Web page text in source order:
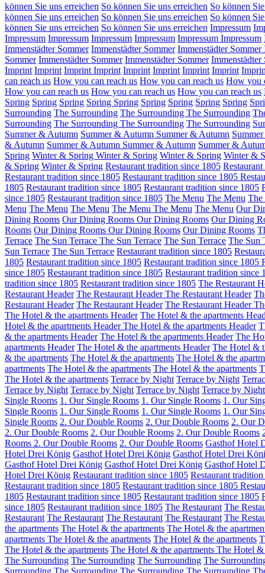
können Sie uns erreichen So können Sie uns erreichen So können
können Sie uns erreichen So können Sie uns erreichen So können
können Sie uns erreichen So können Sie uns erreichen Impressum
Impressum Impressum Impressum Impressum Impressum Impressum
Immenstädter Sommer Immenstädter Sommer Immenstädter Sommer
Sommer Immenstädter Sommer Immenstädter Sommer
Imprint Imprint Imprint Imprint Imprint Imprint Imprint Imprint
can reach us How you can reach us How you can reach us How you
How you can reach us How you can reach us How you can reach us
Spring Spring Spring Spring Spring Spring Spring Spring Spring
Surrounding The Surrounding The Surrounding The Surrounding
Surrounding The Surrounding The Surrounding The Surrounding
Summer & Autumn Summer & Autumn Summer & Autumn
& Autumn Summer & Autumn Summer & Autumn Summer &
Spring Winter & Spring Winter & Spring Winter & Spring Winter &
& Spring Winter & Spring Restaurant tradition since 1805
Restaurant tradition since 1805 Restaurant tradition since 1805
1805 Restaurant tradition since 1805 Restaurant tradition since 1805
since 1805 Restaurant tradition since 1805 The Menu The Menu The
Menu The Menu The Menu The Menu The Menu The Menu Our
Dining Rooms Our Dining Rooms Our Dining Rooms Our Dining
Rooms Our Dining Rooms Our Dining Rooms Our Dining Rooms
Terrace The Sun Terrace The Sun Terrace The Sun Terrace The Sun
Sun Terrace The Sun Terrace Restaurant tradition since 1805
1805 Restaurant tradition since 1805 Restaurant tradition since 1805
since 1805 Restaurant tradition since 1805 Restaurant tradition since
tradition since 1805 Restaurant tradition since 1805 The Restaurant
Restaurant Header The Restaurant HeaderThe Restaurant Header
Restaurant Header The Restaurant Header The Restaurant Header
The Hotel & the apartments Header The Hotel & the apartments
Hotel & the apartments HeaderThe Hotel & the apartments Header
& the apartments Header The Hotel & the apartments Header The
apartments Header The Hotel & the apartments Header The Hotel &
& the apartments The Hotel & the apartments The Hotel & the
apartments The Hotel & the apartments The Hotel & the apartments
The Hotel & the apartments Terrace by Night Terrace by Night
Terrace by Night Terrace by Night Terrace by Night Terrace by Night
Single Rooms 1. Our Single Rooms 1. Our Single Rooms 1. Our
Single Rooms 1. Our Single Rooms 1. Our Single Rooms 1. Our
Single Rooms 2. Our Double Rooms 2. Our Double Rooms 2. Our
2. Our Double Rooms 2. Our Double Rooms 2. Our Double Rooms
Rooms 2. Our Double Rooms 2. Our Double Rooms Gasthof Hotel
Hotel Drei König Gasthof Hotel Drei König Gasthof Hotel Drei
Gasthof Hotel Drei König Gasthof Hotel Drei König Gasthof Hotel
Hotel Drei König Restaurant tradition since 1805 Restaurant
Restaurant tradition since 1805 Restaurant tradition since 1805
1805 Restaurant tradition since 1805 Restaurant tradition since 1805
since 1805 Restaurant tradition since 1805 The Restaurant The
Restaurant The Restaurant The Restaurant The Restaurant The
the apartments The Hotel & the apartments The Hotel & the
apartments The Hotel & the apartments The Hotel & the apartments
The Hotel & the apartments The Hotel & the apartments The Hotel &
The Surrounding The Surrounding The Surrounding The
Surrounding The Surrounding The Surrounding The Surrounding